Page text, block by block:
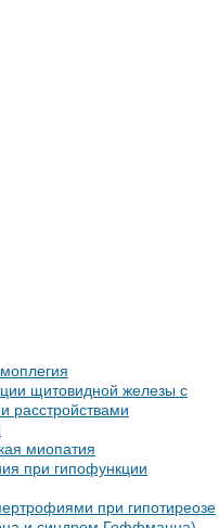
щитовидной железы с
расстройствами
миопатия
при гипофункции
при гипотиреозе